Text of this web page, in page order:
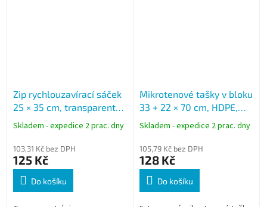
Zip rychlouzavírací sáček
25 × 35 cm, transparentní,
LDPE, 100 ks
Skladem - expedice 2 prac. dny
103,31 Kč bez DPH
125 Kč
Do košíku
Mikrotenové tašky v bloku
33 + 22 × 70 cm, HDPE,
nosnost 15 kg, 100 ks
Skladem - expedice 2 prac. dny
105,79 Kč bez DPH
128 Kč
Do košíku